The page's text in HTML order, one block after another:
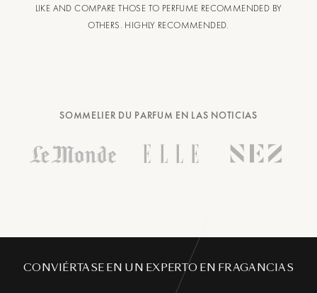
LIKE AND COMPARE THOSE TO PERFUME RECOMMENDED BY
OTHERS. HIGHLY RECOMMENDED.
SOMMELIER DU PARFUM EN LAS NOTICIAS
CONVIÉRTASE EN UN EXPERTO EN FRAGANCIAS